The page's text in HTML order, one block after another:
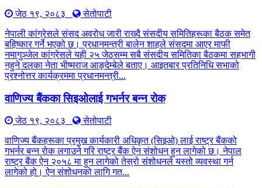
जेठ १९, २०८३
सेतोपाटी
नेपाली कांग्रेसले संसद अवरोध जारी राख्दै संसदीय समितिहरूका बैठक समेत
बहिष्कार गर्ने भएको छ। प्रधानमन्त्री बालेन शाहले संसदमा आएर माफी
नमागुञ्जेल कांग्रेसले यही २५ जेठसम्म सबै संसदीय समितिका बैठकमा सहभागी
नहुने दलका नेता भीष्मराज आङ्देम्बेले बताए। आइतबार प्रतिनिधि सभाको
प्रश्नोत्तर कार्यक्रममा प्रधानमन्त्री...
वाणिज्य बैंकका सिइओलाई गभर्नर बन्न रोक
जेठ १९, २०८३
सेतोपाटी
वाणिज्य बैंकहरूका प्रमुख कार्यकारी अधिकृत (सिइओ) लाई राष्ट्र बैंकको
गभर्नर बन्न रोक लगाउने गरि राष्ट्र बैंक ऐन संशोधन हुन लागेको छ। नेपाल
राष्ट्र बैंक ऐन २०५८ मा हुन लागेको तेस्रो संशोधनले यस्तो व्यवस्था गर्न
लागेको हो। ऐन संशोधनको लागि गत...